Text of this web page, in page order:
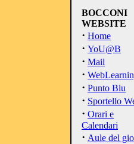
BOCCONI
WEBSITE
· Home
· YoU@B
· Mail
·
· Punto Blu
· Sportello
· Orari e
Calendari
· Aule del